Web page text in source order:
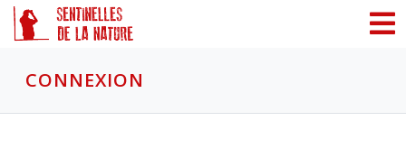
CONNEXION
Panneau de gestion des cookies